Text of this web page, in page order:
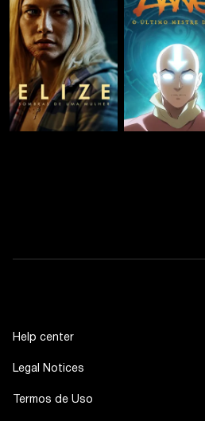
Help center
Legal Notices
Termos de Uso